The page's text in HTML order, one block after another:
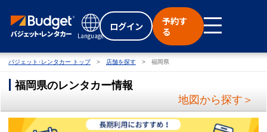
Language
ログイン
予約す
る
バジェット･レンタカー トップ 店舗を探す 福岡県
福岡県のレンタカー情報
地図から探す＞